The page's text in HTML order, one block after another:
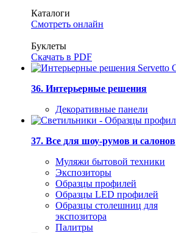
Каталоги
Смотреть онлайн
Буклеты
Скачать в PDF
36. Интерьерные решения
Декоративные панели
37. Все для шоу-румов и салонов
Муляжи бытовой техники
Экспозиторы
Образцы профилей
Образцы LED профилей
Образцы столешниц для
экспозитора
Палитры